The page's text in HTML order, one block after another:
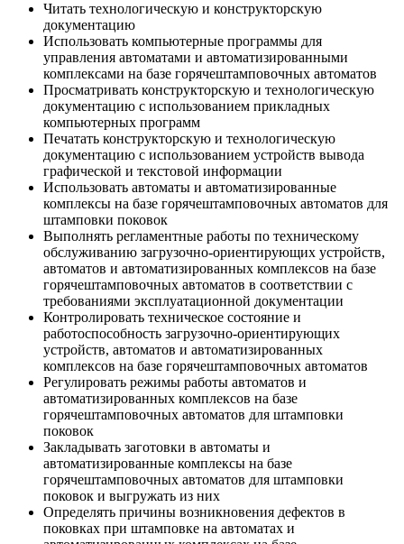
Читать технологическую и конструкторскую
документацию
Использовать компьютерные программы для
управления автоматами и автоматизированными
комплексами на базе горячештамповочных автоматов
Просматривать конструкторскую и технологическую
документацию с использованием прикладных
компьютерных программ
Печатать конструкторскую и технологическую
документацию с использованием устройств вывода
графической и текстовой информации
Использовать автоматы и автоматизированные
комплексы на базе горячештамповочных автоматов для
штамповки поковок
Выполнять регламентные работы по техническому
обслуживанию загрузочно-ориентирующих устройств,
автоматов и автоматизированных комплексов на базе
горячештамповочных автоматов в соответствии с
требованиями эксплуатационной документации
Контролировать техническое состояние и
работоспособность загрузочно-ориентирующих
устройств, автоматов и автоматизированных
комплексов на базе горячештамповочных автоматов
Регулировать режимы работы автоматов и
автоматизированных комплексов на базе
горячештамповочных автоматов для штамповки
поковок
Закладывать заготовки в автоматы и
автоматизированные комплексы на базе
горячештамповочных автоматов для штамповки
поковок и выгружать из них
Определять причины возникновения дефектов в
поковках при штамповке на автоматах и